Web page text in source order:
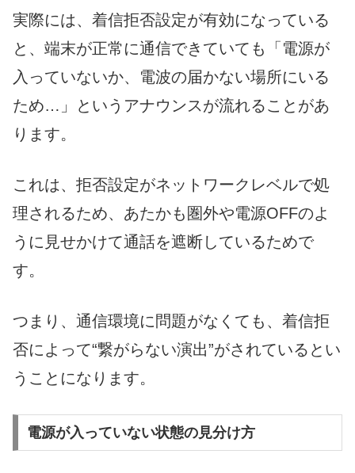
実際には、着信拒否設定が有効になっている
と、端末が正常に通信できていても「電源が
入っていないか、電波の届かない場所にいる
ため…」というアナウンスが流れることがあ
ります。
これは、拒否設定がネットワークレベルで処
理されるため、あたかも圏外や電源OFFのよ
うに見せかけて通話を遮断しているためで
す。
つまり、通信環境に問題がなくても、着信拒
否によって“繋がらない演出”がされているとい
うことになります。
電源が入っていない状態の見分け方